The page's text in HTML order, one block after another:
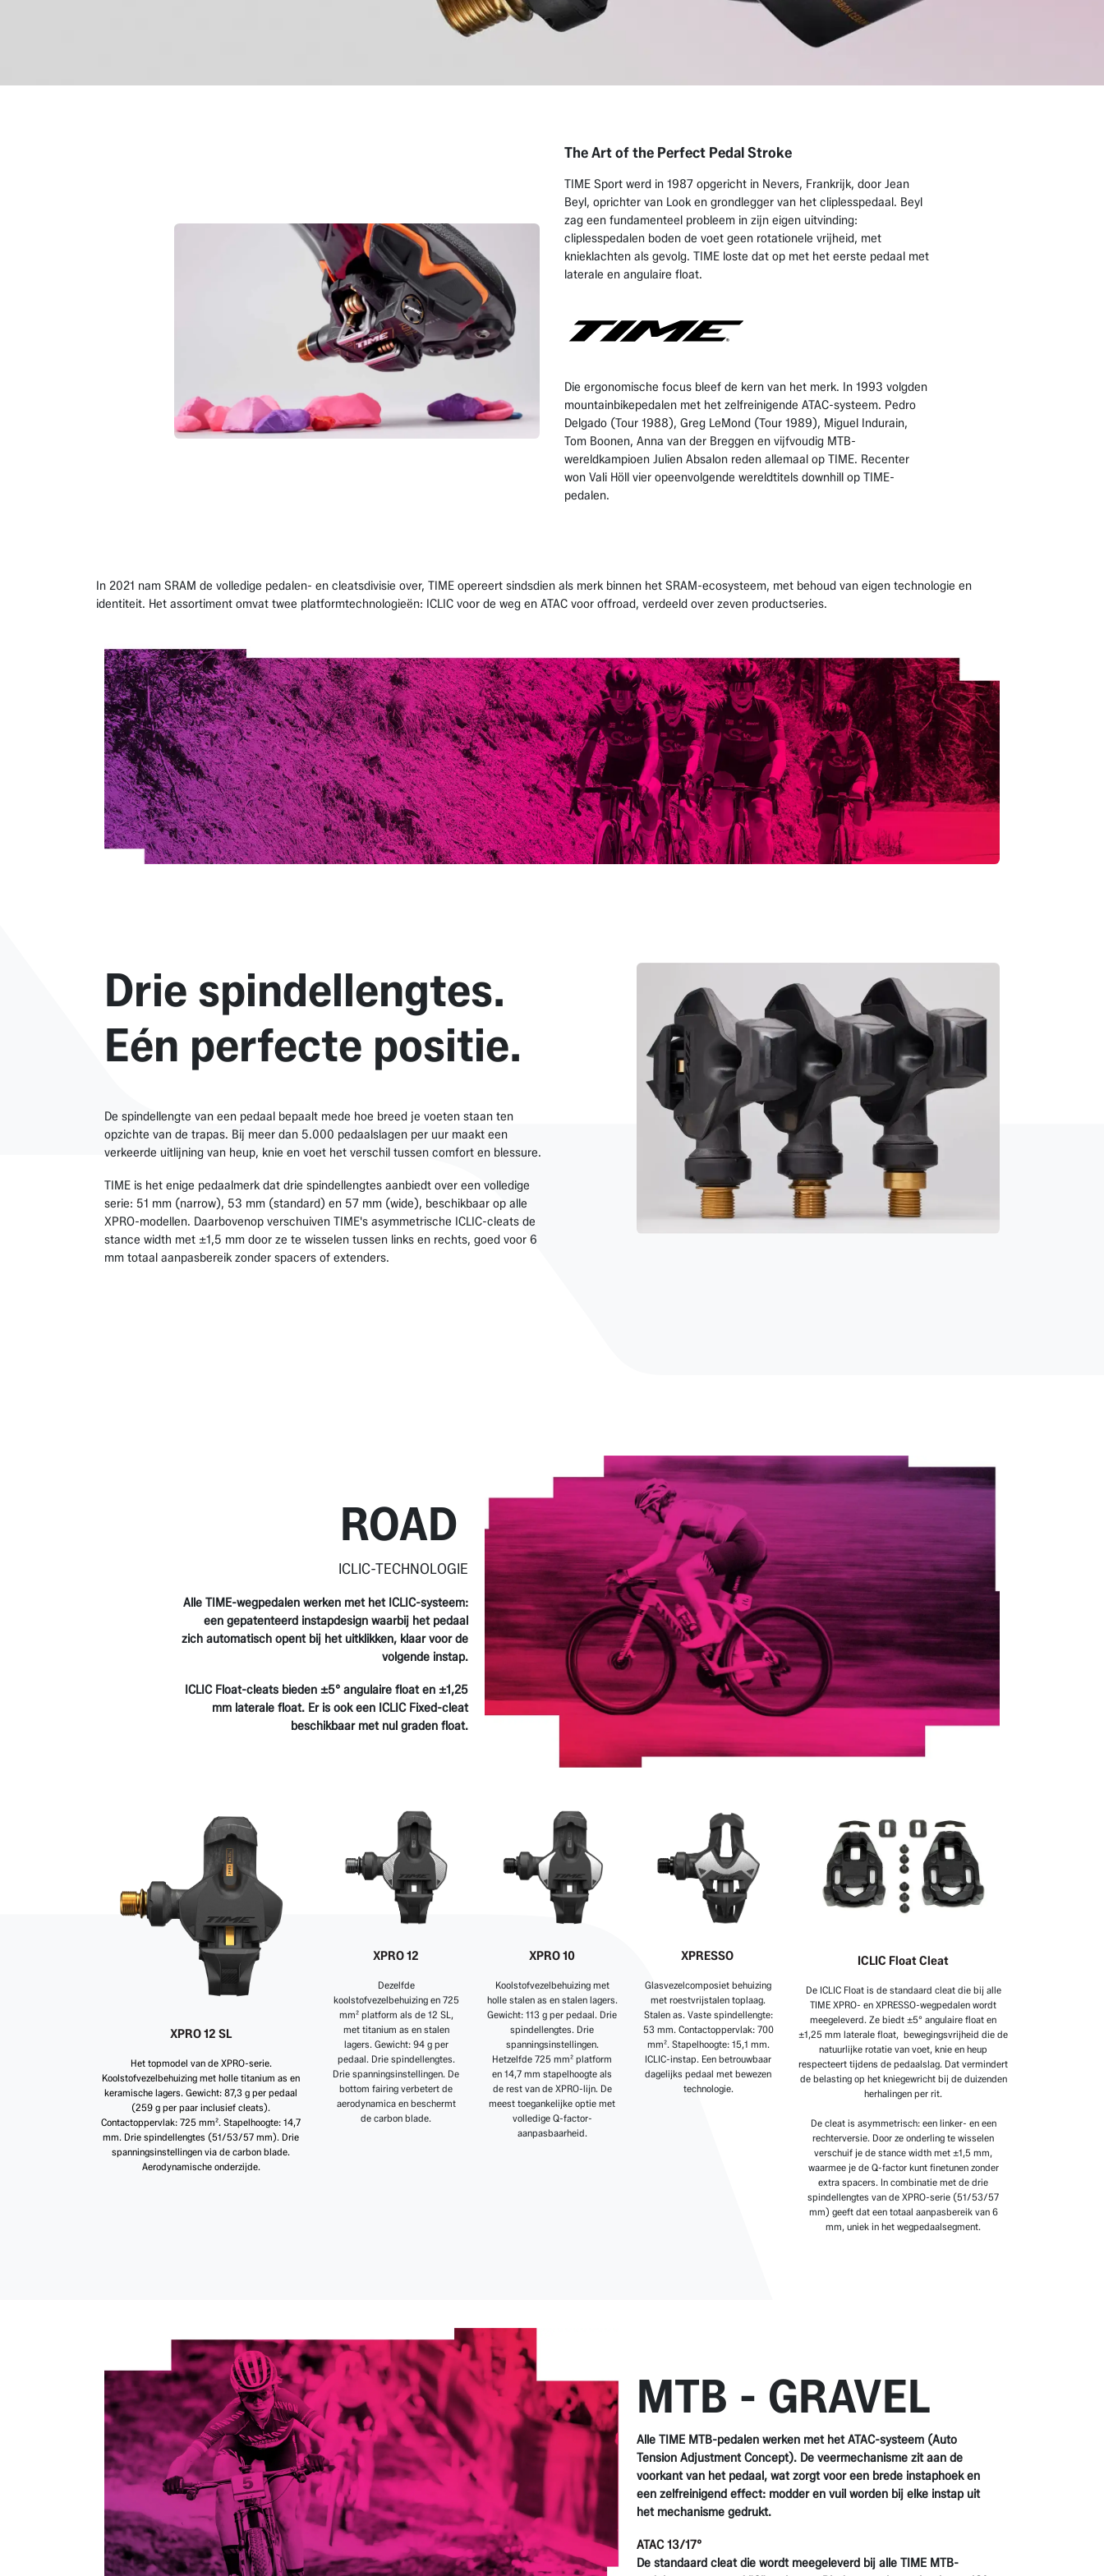
The Art of the Perfect Pedal Stroke
TIME Sport werd in 1987 opgericht in Nevers, Frankrijk, door Jean
Beyl, oprichter van Look en grondlegger van het cliplesspedaal. Beyl
zag een fundamenteel probleem in zijn eigen uitvinding:
cliplesspedalen boden de voet geen rotationele vrijheid, met
knieklachten als gevolg. TIME loste dat op met het eerste pedaal met
laterale en angulaire float.
Die ergonomische focus bleef de kern van het merk. In 1993 volgden
mountainbikepedalen met het zelfreinigende ATAC-systeem. Pedro
Delgado (Tour 1988), Greg LeMond (Tour 1989), Miguel Indurain,
Tom Boonen, Anna van der Breggen en vijfvoudig MTB-
wereldkampioen Julien Absalon reden allemaal op TIME. Recenter
won Vali Höll vier opeenvolgende wereldtitels downhill op TIME-
pedalen.
In 2021 nam SRAM de volledige pedalen- en cleatsdivisie over, TIME opereert sindsdien als merk binnen het SRAM-ecosysteem, met behoud van eigen technologie en
identiteit. Het assortiment omvat twee platformtechnologieën: ICLIC voor de weg en ATAC voor offroad, verdeeld over zeven productseries.
Drie spindellengtes.
Eén perfecte positie.
De spindellengte van een pedaal bepaalt mede hoe breed je voeten staan ten
opzichte van de trapas. Bij meer dan 5.000 pedaalslagen per uur maakt een
verkeerde uitlijning van heup, knie en voet het verschil tussen comfort en blessure.
TIME is het enige pedaalmerk dat drie spindellengtes aanbiedt over een volledige
serie: 51 mm (narrow), 53 mm (standard) en 57 mm (wide), beschikbaar op alle
XPRO-modellen. Daarbovenop verschuiven TIME's asymmetrische ICLIC-cleats de
stance width met ±1,5 mm door ze te wisselen tussen links en rechts, goed voor 6
mm totaal aanpasbereik zonder spacers of extenders.
ROAD
ICLIC-TECHNOLOGIE
Alle TIME-wegpedalen werken met het ICLIC-systeem:
een gepatenteerd instapdesign waarbij het pedaal
zich automatisch opent bij het uitklikken, klaar voor de
volgende instap.
ICLIC Float-cleats bieden ±5° angulaire float en ±1,25
mm laterale float. Er is ook een ICLIC Fixed-cleat
beschikbaar met nul graden float.​
XPRO 12 SL
Het topmodel van de XPRO-serie.
Koolstofvezelbehuizing met holle titanium as en
keramische lagers. Gewicht: 87,3 g per pedaal
(259 g per paar inclusief cleats).
Contactoppervlak: 725 mm². Stapelhoogte: 14,7
mm. Drie spindellengtes (51/53/57 mm). Drie
spanningsinstellingen via de carbon blade.
Aerodynamische onderzijde.
XPRO 12
Dezelfde
koolstofvezelbehuizing en 725
mm² platform als de 12 SL,
met titanium as en stalen
lagers. Gewicht: 94 g per
pedaal. Drie spindellengtes.
Drie spanningsinstellingen. De
bottom fairing verbetert de
aerodynamica en beschermt
de carbon blade.
XPRO 10
Koolstofvezelbehuizing met
holle stalen as en stalen lagers.
Gewicht: 113 g per pedaal. Drie
spindellengtes. Drie
spanningsinstellingen.
Hetzelfde 725 mm² platform
en 14,7 mm stapelhoogte als
de rest van de XPRO-lijn. De
meest toegankelijke optie met
volledige Q-factor-
aanpasbaarheid.
XPRESSO
Glasvezelcomposiet behuizing
met roestvrijstalen toplaag.
Stalen as. Vaste spindellengte:
53 mm. Contactoppervlak: 700
mm². Stapelhoogte: 15,1 mm.
ICLIC-instap. Een betrouwbaar
dagelijks pedaal met bewezen
technologie.
ICLIC Float Cleat
De ICLIC Float is de standaard cleat die bij alle
TIME XPRO- en XPRESSO-wegpedalen wordt
meegeleverd. Ze biedt ±5° angulaire float en
±1,25 mm laterale float, bewegingsvrijheid die de
natuurlijke rotatie van voet, knie en heup
respecteert tijdens de pedaalslag. Dat vermindert
de belasting op het kniegewricht bij de duizenden
herhalingen per rit.
De cleat is asymmetrisch: een linker- en een
rechterversie. Door ze onderling te wisselen
verschuif je de stance width met ±1,5 mm,
waarmee je de Q-factor kunt finetunen zonder
extra spacers. In combinatie met de drie
spindellengtes van de XPRO-serie (51/53/57
mm) geeft dat een totaal aanpasbereik van 6
mm, uniek in het wegpedaalsegment.
MTB - GRAVEL
Alle TIME MTB-pedalen werken met het ATAC-systeem (Auto
Tension Adjustment Concept). De veermechanisme zit aan de
voorkant van het pedaal, wat zorgt voor een brede instaphoek en
een zelfreinigend effect: modder en vuil worden bij elke instap uit
het mechanisme gedrukt.
ATAC 13/17°
De standaard cleat die wordt meegeleverd bij alle TIME MTB-